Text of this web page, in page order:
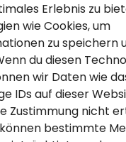
Erlebnis zu
wie Cookies, um
zu speichern
du diesen
wir Daten wie
IDs auf dieser
Zustimmung nicht
bestimmte
(EU)